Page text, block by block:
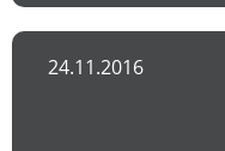
24.11.2016